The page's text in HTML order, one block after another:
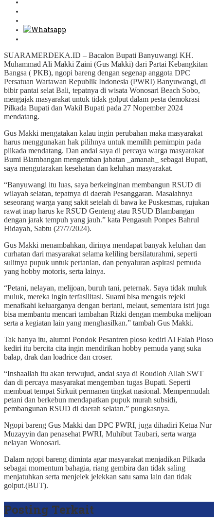
SUARAMERDEKA.ID – Bacalon Bupati Banyuwangi KH.
Muhammad Ali Makki Zaini (Gus Makki) dari Partai Kebangkitan
Bangsa ( PKB), ngopi bareng dengan segenap anggota DPC
Persatuan Wartawan Republik Indonesia (PWRI) Banyuwangi, di
bibir pantai selat Bali, tepatnya di wisata Wonosari Beach Sobo,
mengajak masyarakat untuk tidak golput dalam pesta demokrasi
Pilkada Bupati dan Wakil Bupati pada 27 Nopember 2024
mendatang.
Gus Makki mengatakan kalau ingin perubahan maka masyarakat
harus menggunakan hak pilihnya untuk memilih pemimpin pada
pilkada mendatang. Dan andai saya di percaya warga masyarakat
Bumi Blambangan mengemban jabatan _amanah_ sebagai Bupati,
saya mengutarakan kesehatan dan keluhan masyarakat.
“Banyuwangi itu luas, saya berkeinginan membangun RSUD di
wilayah selatan, tepatnya di daerah Pesanggaran. Masalahnya
seseorang warga yang sakit setelah di bawa ke Puskesmas, rujukan
rawat inap harus ke RSUD Genteng atau RSUD Blambangan
dengan jarak tempuh yang jauh.” kata Pengasuh Ponpes Bahrul
Hidayah, Sabtu (27/7/2024).
Gus Makki menambahkan, dirinya mendapat banyak keluhan dan
curhatan dari masyarakat selama keliling bersilaturahmi, seperti
sulitnya pupuk untuk pertanian, dan penyaluran aspirasi pemuda
yang hobby motoris, serta lainya.
“Petani, nelayan, melijoan, buruh tani, peternak. Saya tidak muluk
muluk, mereka ingin terfasilitasi. Suami bisa mengais rejeki
menafkahi keluarganya dengan bertani, melaut, sementara istri juga
bisa membantu mencari tambahan Rizki dengan membuka melijoan
serta a kegiatan lain yang menghasilkan.” tambah Gus Makki.
Tak hanya itu, alumni Pondok Pesantren ploso kediri Al Falah Ploso
kediri itu bercita cita ingin mendirikan hobby pemuda yang suka
balap, drak dan loadrice dan croser.
“Inshaallah itu akan terwujud, andai saya di Roudloh Allah SWT
dan di percaya masyarakat mengemban tugas Bupati. Seperti
membuat tempat Sirkuit permanen tingkat nasional. Mempermudah
petani dan berkebun mendapatkan pupuk murah subsidi,
pembangunan RSUD di daerah selatan.” pungkasnya.
Ngopi bareng Gus Makki dan DPC PWRI, juga dihadiri Ketua Nur
Muzayyin dan penasehat PWRI, Muhibut Taubari, serta warga
nelayan Wonosari.
Dalam ngopi bareng diminta agar masyarakat menjadikan Pilkada
sebagai momentum bahagia, riang gembira dan tidak saling
menjatuhkan serta menjelek jelekkan satu sama lain dan tidak
golput.(BUT).
Posting Terkait